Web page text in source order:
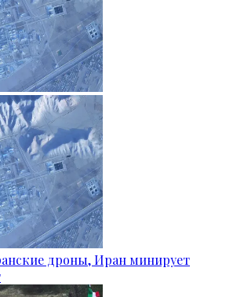
дроны, Иран минирует